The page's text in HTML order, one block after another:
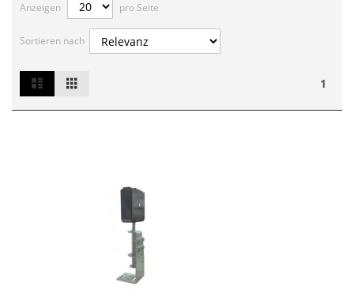
Anzeigen pro Seite
Sortieren nach
1
Ansicht
als